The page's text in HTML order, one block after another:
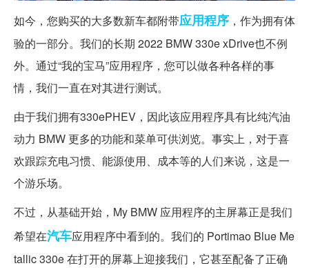
如今，您购买的大多数新车都附带应用程序 ，作为拥有体
验的一部分。我们的长期 2022 BMW 330e xDrive也不例
外。通过“我的宝马”应用程序，您可以做各种各样的事
情，我们一直在对其进行测试。
由于我们拥有330ePHEV，因此该应用程序具有比纯汽油
动力 BMW 更多的功能和菜单可供浏览。事实上，对于喜
欢跟踪充电习惯、能源使用、成本等的人们来说，这是一
个游乐场。
不过，从基础开始，My BMW 应用程序的主屏幕正是我们
希望在汽车应用程序中看到的。我们的 Portimao Blue Me
tallic 330e 在打开的屏幕上迎接我们，它甚至配备了正确